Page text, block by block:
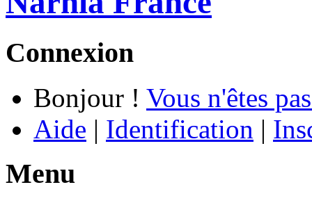
Connexion
Bonjour ! Vous n'êtes
Aide | Identification |
Menu